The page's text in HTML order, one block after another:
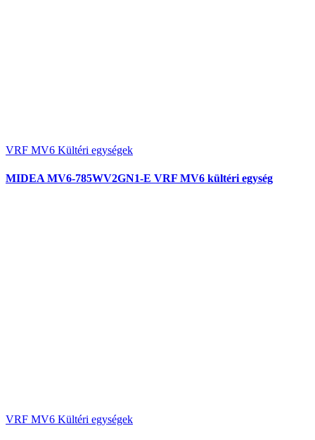
VRF MV6 Kültéri egységek
MIDEA MV6-785WV2GN1-E VRF MV6 kültéri egység
VRF MV6 Kültéri egységek